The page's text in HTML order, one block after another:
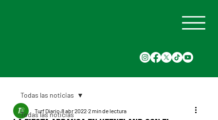
Todas las noticias
Todas las noticias
Turf Diario 8 abr 2022 2 min de lectura